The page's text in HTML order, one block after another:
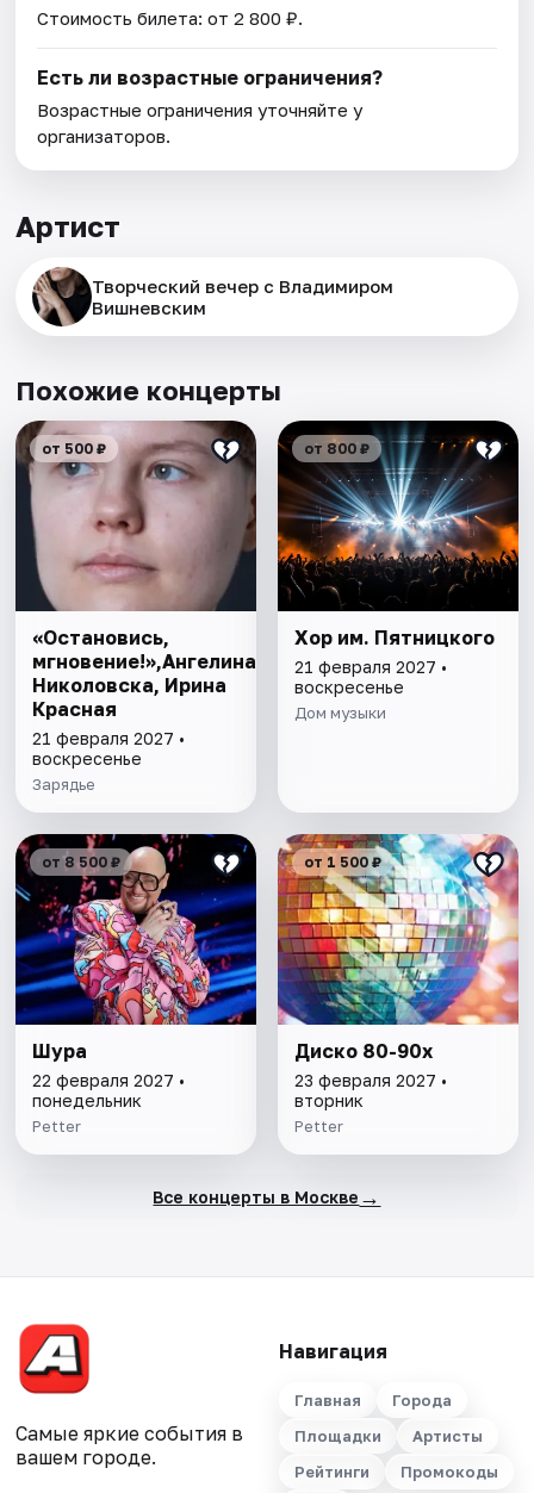
Стоимость билета: от 2 800 ₽.
Есть ли возрастные ограничения?
Возрастные ограничения уточняйте у
организаторов.
Артист
Творческий вечер с Владимиром
Вишневским
Похожие концерты
от 500 ₽
«Остановись,
мгновение!»,Ангелина
Николовска, Ирина
Красная
21 февраля 2027 •
воскресенье
Зарядье
от 800 ₽
Хор им. Пятницкого
21 февраля 2027 •
воскресенье
Дом музыки
от 8 500 ₽
Шура
22 февраля 2027 •
понедельник
Petter
от 1 500 ₽
Диско 80-90х
23 февраля 2027 •
вторник
Petter
Все концерты в Москве →
Самые яркие события в
вашем городе.
Навигация
Главная
Города
Площадки
Артисты
Рейтинги
Промокоды